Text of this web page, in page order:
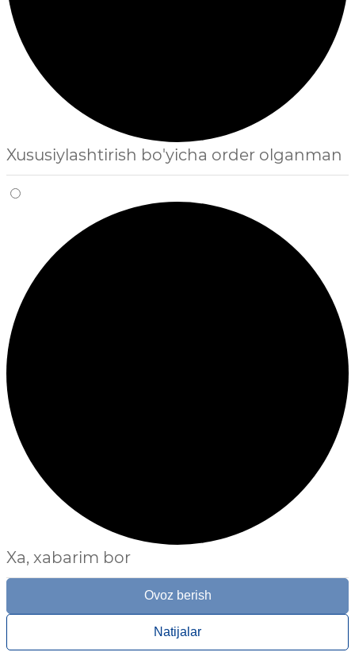
Xususiylashtirish bo'yicha order olganman
Xa, xabarim bor
Ovoz berish
Natijalar